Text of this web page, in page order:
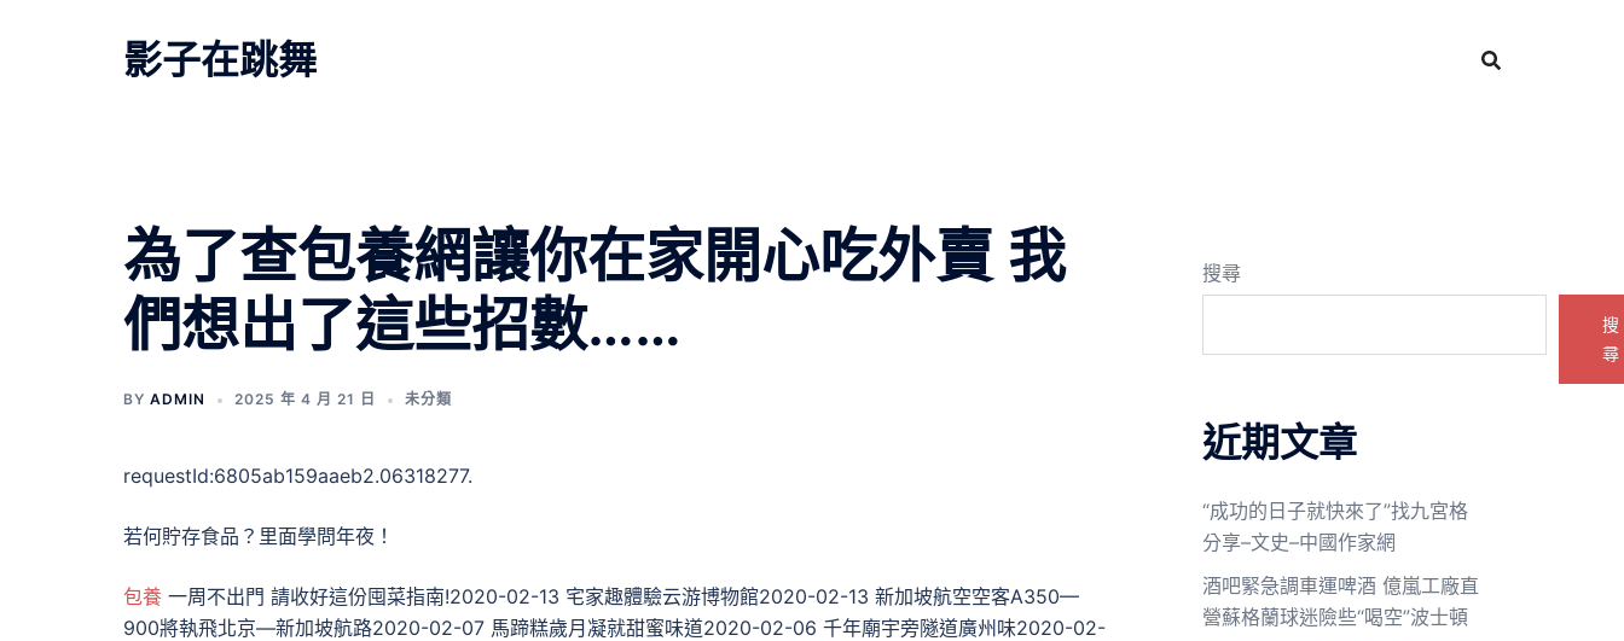
影子在跳舞
為了查包養網讓你在家開心吃外賣 我
們想出了這些招數……
BY ADMIN 2025 年 4 月 21 日 未分類
requestId:6805ab159aaeb2.06318277.
若何貯存食品？里面學問年夜！
包養 一周不出門 請收好這份囤菜指南!2020-02-13 宅家趣體驗云游博物館2020-02-13 新加坡航空空客A350—
900將執飛北京—新加坡航路2020-02-07 馬蹄糕歲月凝就甜蜜味道2020-02-06 千年廟宇旁隧道廣州味2020-02-
搜尋
搜
尋
近期文章
“成功的日子就快來了”找九宮格
分享–文史–中國作家網
酒吧緊急調車運啤酒 億嵐工廠直
營蘇格蘭球迷險些“喝空”波士頓